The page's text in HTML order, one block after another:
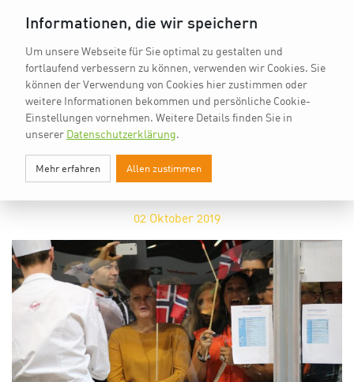
PRESSE
UNSERE PRESSEMITTEILUNGEN
02 Oktober 2019
Informationen, die wir speichern
Um unsere Webseite für Sie optimal zu gestalten und
fortlaufend verbessern zu können, verwenden wir Cookies. Sie
können der Verwendung von Cookies hier zustimmen oder
weitere Informationen bekommen und persönliche Cookie-
Einstellungen vornehmen. Weitere Details finden Sie in
unserer Datenschutzerklärung.
Mehr erfahren Allen zustimmen